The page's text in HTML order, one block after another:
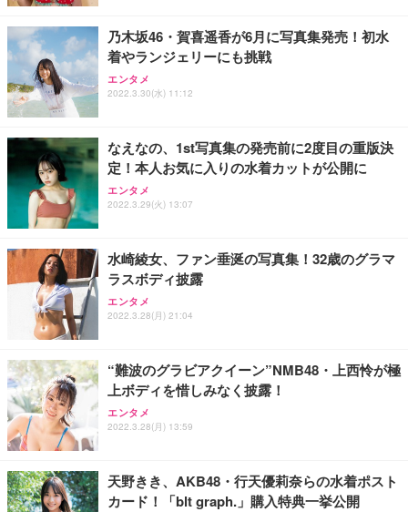
乃木坂46・賀喜遥香が6月に写真集発売！初水
着やランジェリーにも挑戦
エンタメ
2022.3.30(水) 11:12
なえなの、1st写真集の発売前に2度目の重版決
定！本人お気に入りの水着カットが公開に
エンタメ
2022.3.29(火) 13:07
水崎綾女、ファン垂涎の写真集！32歳のグラマ
ラスボディ披露
エンタメ
2022.3.28(月) 21:04
“難波のグラビアクイーン”NMB48・上西怜が極
上ボディを惜しみなく披露！
エンタメ
2022.3.28(月) 13:59
天野きき、AKB48・行天優莉奈らの水着ポスト
カード！「blt graph.」購入特典一挙公開